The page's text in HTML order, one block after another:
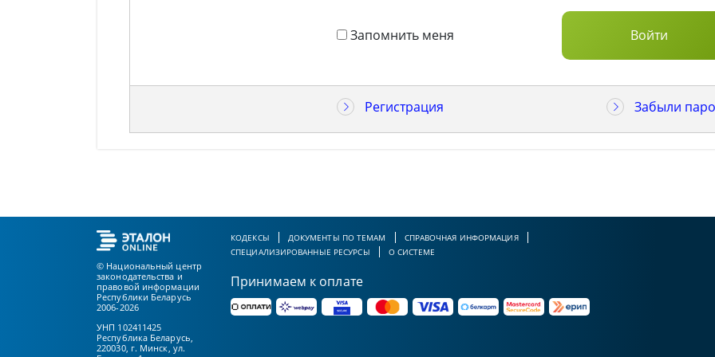
Запомнить меня
Регистрация Забыли
© Национальный центр
законодательства и
правовой информации
Республики Беларусь
2006-2026
УНП 102411425
Республика Беларусь,
220030, г. Минск, ул.
КОДЕКСЫ ДОКУМЕНТЫ ПО ТЕМАМ
СПРАВОЧНАЯ ИНФОРМАЦИЯ
СПЕЦИАЛИЗИРОВАННЫЕ РЕСУРСЫ
О СИСТЕМЕ
Принимаем к оплате